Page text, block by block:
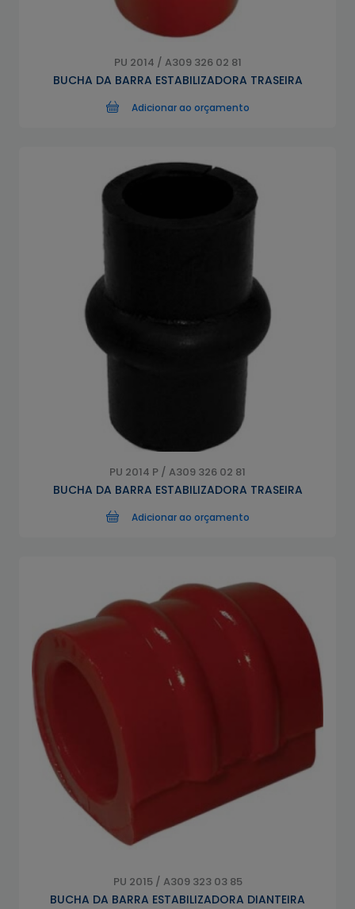
PU 2014 / A309 326 02 81
BUCHA DA BARRA ESTABILIZADORA TRASEIRA
Adicionar ao orçamento
PU 2014 P / A309 326 02 81
BUCHA DA BARRA ESTABILIZADORA TRASEIRA
Adicionar ao orçamento
PU 2015 / A309 323 03 85
BUCHA DA BARRA ESTABILIZADORA DIANTEIRA